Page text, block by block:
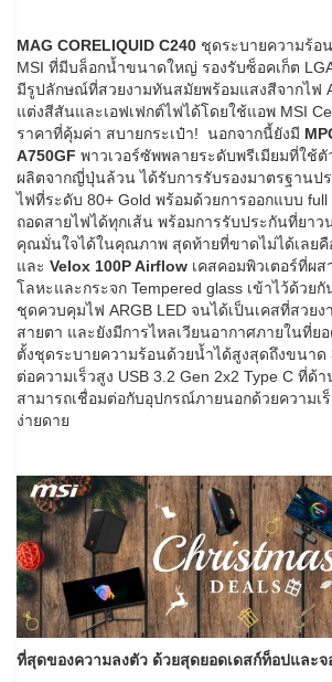
MAG CORELIQUID C240 ชุดระบายความร้อ
MSI ที่มีบล็อกน้ำขนาดใหญ่ รองรับซ็อคเก็ต
มีรูปลักษณ์ที่สวยงามทันสมัยพร้อมแสงสีจากไฟ
แต่งสีสันและเอฟเฟกต์ไฟได้โดยใช้แอพ MSI
ราคาที่คุ้มค่า สบายกระเป๋า! นอกจากนี้ยังมี
A750GF พาวเวอร์ซัพพลายระดับพรีเมียมที่ใช้ตั
ผลิตจากญี่ปุ่นล้วน ได้รับการรับรองมาตรฐานป
ไฟที่ระดับ 80+ Gold พร้อมด้วยการออกแบบ full
ถอดสายไฟได้ทุกเส้น พร้อมการรับประกันที่ยาว
คุณมั่นใจได้ในคุณภาพ สุดท้ายที่ขาดไม่ได้เลยคื
และ Velox 100P Airflow เคสคอมพิวเตอร์ที่ผ
โลหะและกระจก Tempered glass เข้าไว้ด้วย
ชุดควบคุมไฟ ARGB LED จนได้เป็นเคสที่สวย
สายตา และยังมีการไหลเวียนอากาศภายในที่ย
ตั้งชุดระบายความร้อนด้วยน้ำได้สูงสุดถึงขนาด
ต่อความเร็วสูง USB 3.2 Gen 2x2 Type C ที่ด้
สามารถเชื่อมต่อกับอุปกรณ์ภายนอกด้วยความเ
ง่ายดาย
ที่สุดของความลงตัว ด้วยสุดยอดเดสก์ท็อปและจ